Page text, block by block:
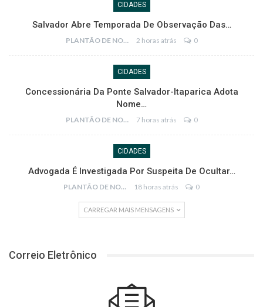
CIDADES
Salvador Abre Temporada De Observação Das…
PLANTÃO DE NOTÍCIAS 2 horas atrás 0
CIDADES
Concessionária Da Ponte Salvador-Itaparica Adota
Nome…
PLANTÃO DE NOTÍCIAS 7 horas atrás 0
CIDADES
Advogada É Investigada Por Suspeita De Ocultar…
PLANTÃO DE NOTÍCIAS 18 horas atrás 0
CARREGAR MAIS MENSAGENS
Correio Eletrônico